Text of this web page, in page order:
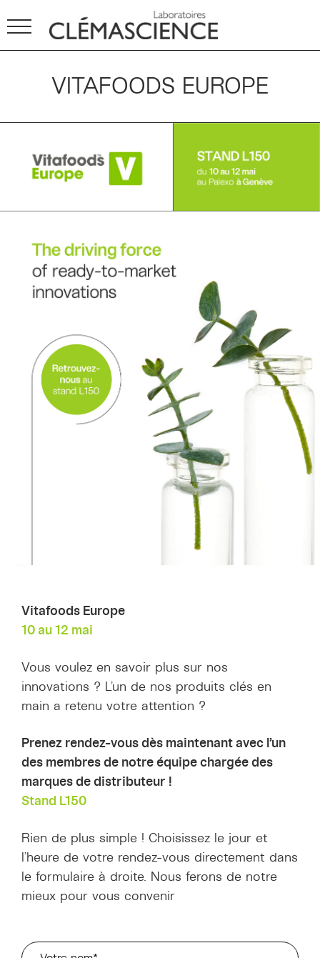
VITAFOODS EUROPE
Vitafoods Europe
10 au 12 mai
Vous voulez en savoir plus sur nos
innovations ? L’un de nos produits clés en
main a retenu votre attention ?
Prenez rendez-vous dès maintenant avec l’un
des membres de notre équipe chargée des
marques de distributeur !
Stand L150
Rien de plus simple ! Choisissez le jour et
l’heure de votre rendez-vous directement dans
le formulaire à droite. Nous ferons de notre
mieux pour vous convenir